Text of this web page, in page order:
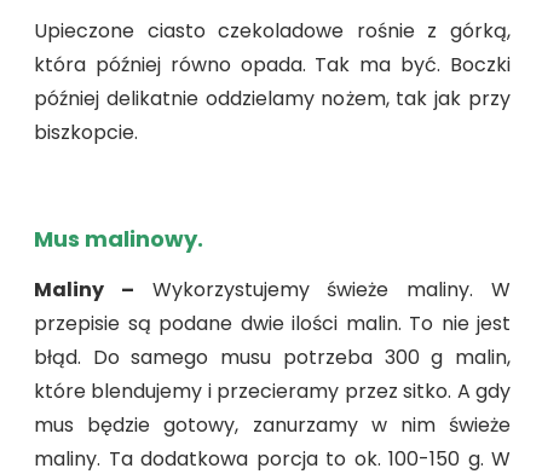
Upieczone ciasto czekoladowe rośnie z górką,
która później równo opada. Tak ma być. Boczki
później delikatnie oddzielamy nożem, tak jak przy
biszkopcie.
Mus malinowy.
Maliny – Wykorzystujemy świeże maliny. W
przepisie są podane dwie ilości malin. To nie jest
błąd. Do samego musu potrzeba 300 g malin,
które blendujemy i przecieramy przez sitko. A gdy
mus będzie gotowy, zanurzamy w nim świeże
maliny. Ta dodatkowa porcja to ok. 100-150 g. W